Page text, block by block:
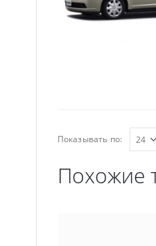
Показывать по:
Похожие